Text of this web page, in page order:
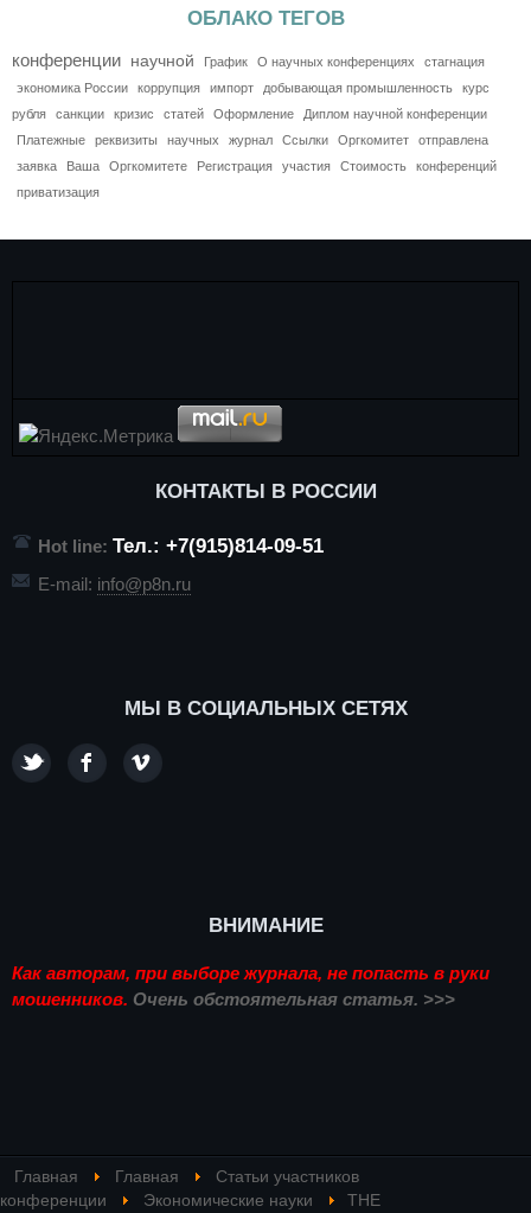
ОБЛАКО ТЕГОВ
конференции научной График О научных конференциях
стагнация
экономика России
коррупция импорт добывающая промышленность
курс
рубля
санкции кризис статей Оформление
Диплом научной конференции
Платежные
реквизиты научных журнал Ссылки Оргкомитет
отправлена
заявка
Ваша Оргкомитете Регистрация участия Стоимость
конференций
приватизация
КОНТАКТЫ В РОССИИ
Hot line: Тел.: +7(915)814-09-51
E-mail: info@p8n.ru
МЫ В СОЦИАЛЬНЫХ СЕТЯХ
ВНИМАНИЕ
Как авторам, при выборе журнала, не попасть в руки
мошенников. Очень обстоятельная статья. >>>
Главная Главная
Статьи участников
конференции
Экономические науки THE